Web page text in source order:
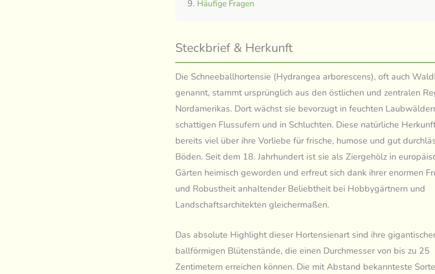
Häufige Fragen
Steckbrief & Herkunft
Die Schneeballhortensie (Hydrangea arborescens), oft auch
genannt, stammt ursprünglich aus den östlichen und zentralen
Nordamerikas. Dort wächst sie bevorzugt in feuchten
schattigen Flussufern und in Schluchten. Diese natürliche
bereits viel über ihre Vorliebe für frische, humose und gut
Böden. Seit dem 18. Jahrhundert ist sie als Ziergehölz in
Gärten heimisch geworden und erfreut sich dank ihrer enormen
und Robustheit anhaltender Beliebtheit bei Hobbygärtnern und
Landschaftsarchitekten gleichermaßen.
Das absolute Highlight dieser Hortensienart sind ihre
ballförmigen Blütenstände, die einen Durchmesser von bis zu 25
Zentimetern erreichen können. Die mit Abstand bekannteste Sorte